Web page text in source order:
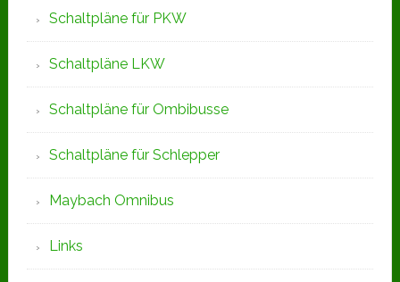
Schaltpläne für PKW
Schaltpläne LKW
Schaltpläne für Ombibusse
Schaltpläne für Schlepper
Maybach Omnibus
Links